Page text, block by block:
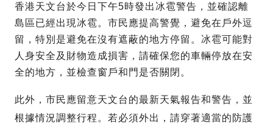
香港天文台於今日下午5時發出冰雹警告，並確認離
島區已經出現冰雹。市民應提高警覺，避免在戶外逗
留，特別是避免在沒有遮蔽的地方停留。冰雹可能對
人身安全及財物造成損害，請確保您的車輛停放在安
全的地方，並檢查窗戶和門是否關閉。
此外，市民應留意天文台的最新天氣報告和警告，並
根據情況調整行程。若必須外出，請穿著適當的防護